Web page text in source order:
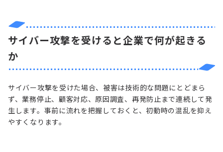
サイバー攻撃を受けると企業で何が起きる
か
サイバー攻撃を受けた場合、被害は技術的な問題にとどまら
ず、業務停止、顧客対応、原因調査、再発防止まで連続して発
生します。事前に流れを把握しておくと、初動時の混乱を抑え
やすくなります。